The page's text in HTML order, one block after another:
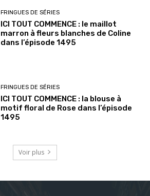
FRINGUES DE SÉRIES
ICI TOUT COMMENCE : le maillot
marron à fleurs blanches de Coline
dans l’épisode 1495
FRINGUES DE SÉRIES
ICI TOUT COMMENCE : la blouse à
motif floral de Rose dans l’épisode
1495
Voir plus